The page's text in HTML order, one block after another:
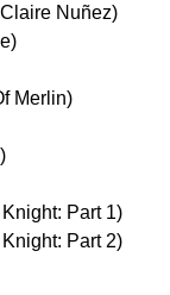
Nuñez)
Merlin)
Part 1)
Part 2)